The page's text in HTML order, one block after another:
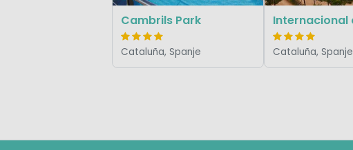
Cambrils Park
Cataluña, Spanje Cataluña, Spanje